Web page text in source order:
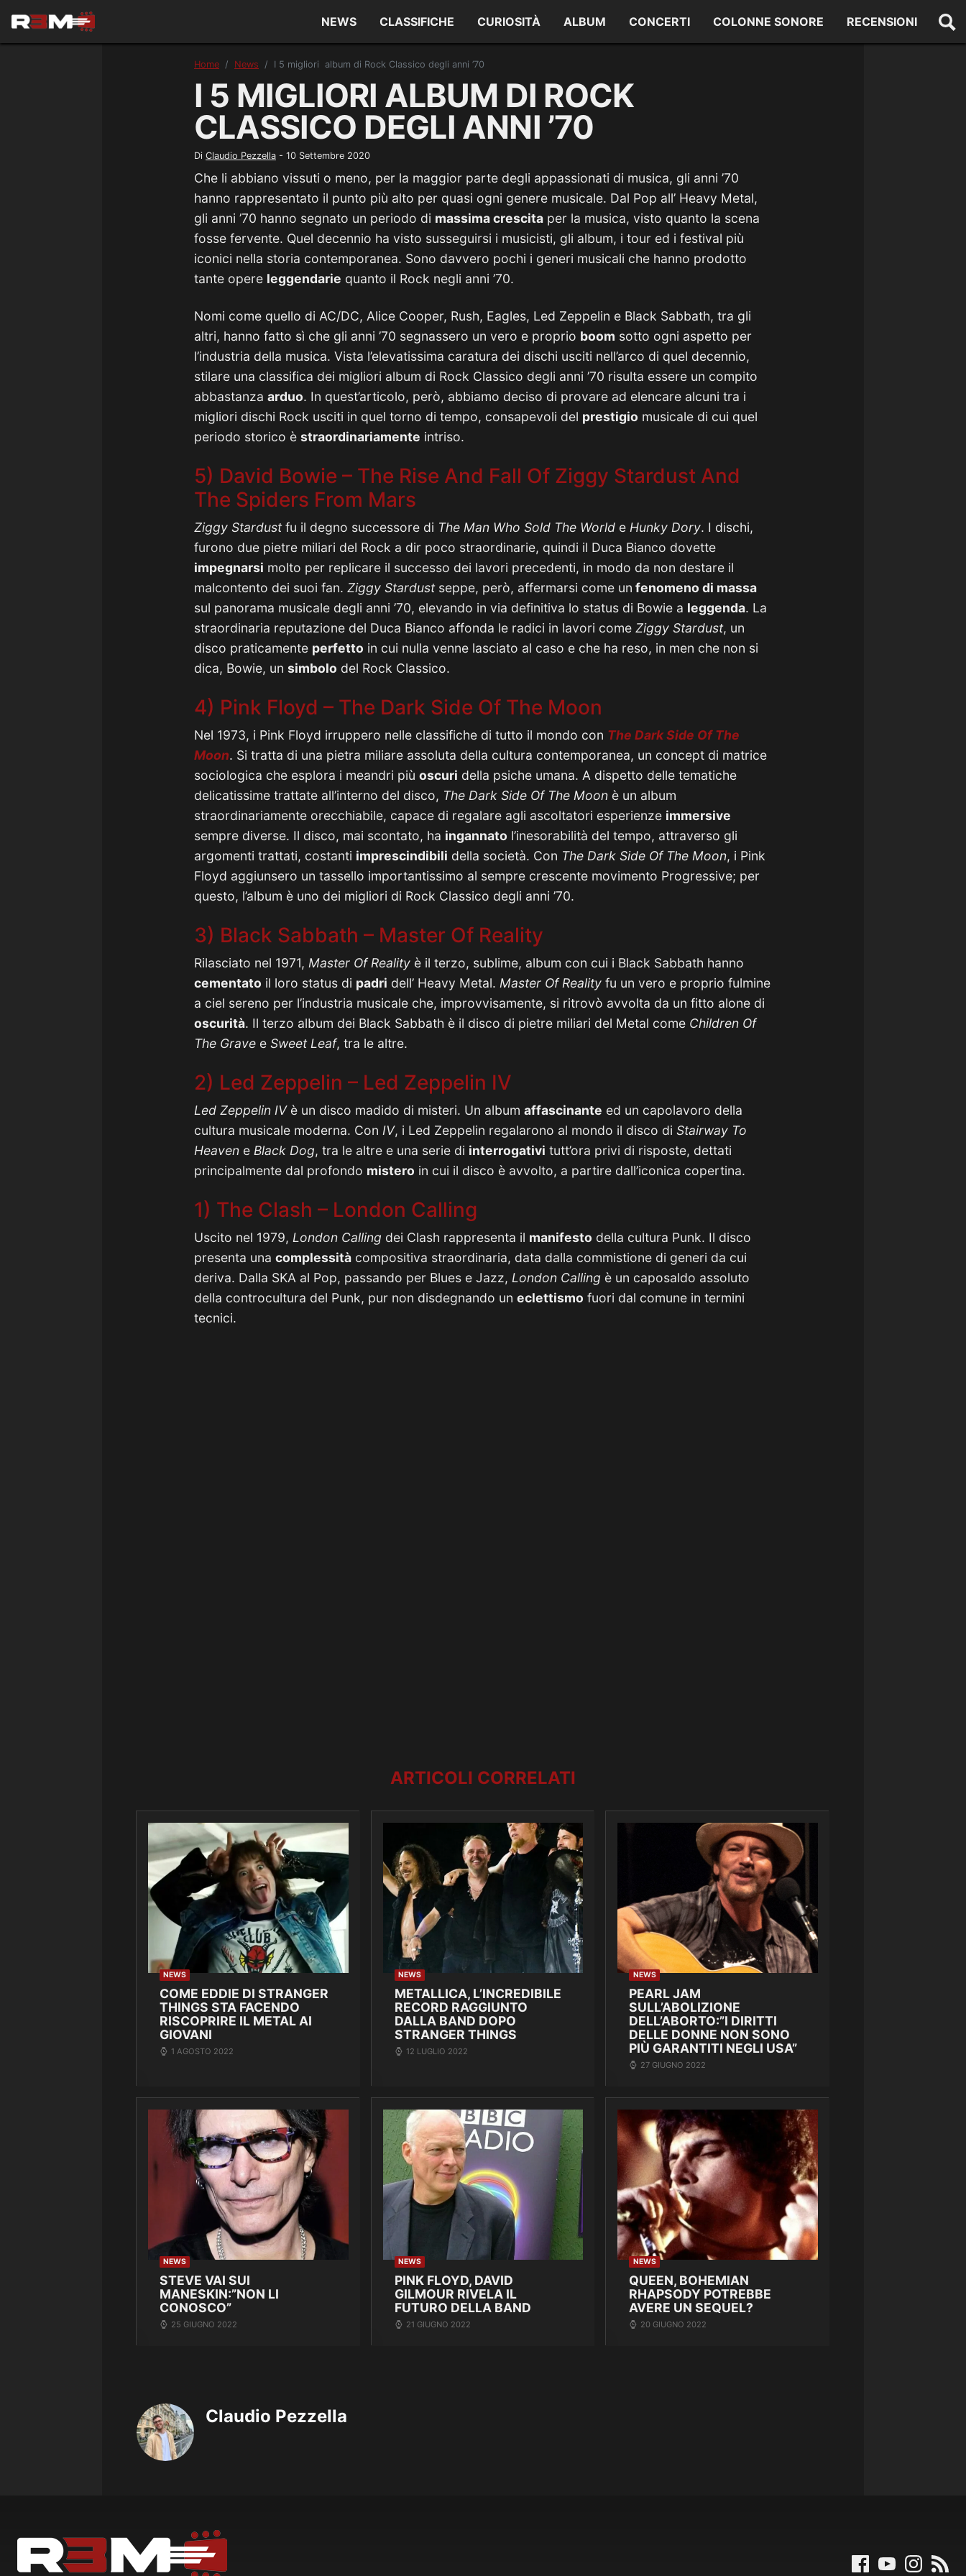
NEWS CLASSIFICHE CURIOSITÀ ALBUM CONCERTI COLONNE SONORE RECENSIONI
Home News I 5 migliori  album di Rock Classico degli anni ’70
I 5 MIGLIORI ALBUM DI ROCK
CLASSICO DEGLI ANNI ’70
Di Claudio Pezzella - 10 Settembre 2020
Che li abbiano vissuti o meno, per la maggior parte degli appassionati di musica, gli anni ’70
hanno rappresentato il punto più alto per quasi ogni genere musicale. Dal Pop all’ Heavy Metal,
gli anni ’70 hanno segnato un periodo di massima crescita per la musica, visto quanto la scena
fosse fervente. Quel decennio ha visto susseguirsi i musicisti, gli album, i tour ed i festival più
iconici nella storia contemporanea. Sono davvero pochi i generi musicali che hanno prodotto
tante opere leggendarie quanto il Rock negli anni ’70.
Nomi come quello di AC/DC, Alice Cooper, Rush, Eagles, Led Zeppelin e Black Sabbath, tra gli
altri, hanno fatto sì che gli anni ’70 segnassero un vero e proprio boom sotto ogni aspetto per
l’industria della musica. Vista l’elevatissima caratura dei dischi usciti nell’arco di quel decennio,
stilare una classifica dei migliori album di Rock Classico degli anni ’70 risulta essere un compito
abbastanza arduo. In quest’articolo, però, abbiamo deciso di provare ad elencare alcuni tra i
migliori dischi Rock usciti in quel torno di tempo, consapevoli del prestigio musicale di cui quel
periodo storico è straordinariamente intriso.
5) David Bowie – The Rise And Fall Of Ziggy Stardust And
The Spiders From Mars
Ziggy Stardustfu il degno successore di The Man Who Sold The World e Hunky Dory. I dischi,
furono due pietre miliari del Rock a dir poco straordinarie, quindi il Duca Bianco dovette
impegnarsi molto per replicare il successo dei lavori precedenti, in modo da non destare il
malcontento dei suoi fan. Ziggy Stardustseppe, però, affermarsi come un fenomeno di massa
sul panorama musicale degli anni ’70, elevando in via definitiva lo status di Bowie a leggenda. La
straordinaria reputazione del Duca Bianco affonda le radici in lavori come Ziggy Stardust, un
disco praticamente perfetto in cui nulla venne lasciato al caso e che ha reso, in men che non si
dica, Bowie, un simbolo del Rock Classico.
4) Pink Floyd – The Dark Side Of The Moon
Nel 1973, i Pink Floyd irruppero nelle classifiche di tutto il mondo con The Dark Side Of The
Moon. Si tratta di una pietra miliare assoluta della cultura contemporanea, un concept di matrice
sociologica che esplora i meandri più oscuri della psiche umana. A dispetto delle tematiche
delicatissime trattate all’interno del disco, The Dark Side Of The Moon è un album
straordinariamente orecchiabile, capace di regalare agli ascoltatori esperienze immersive
sempre diverse. Il disco, mai scontato, ha ingannato l’inesorabilità del tempo, attraverso gli
argomenti trattati, costanti imprescindibili della società. Con The Dark Side Of The Moon, i Pink
Floyd aggiunsero un tassello importantissimo al sempre crescente movimento Progressive; per
questo, l’album è uno dei migliori di Rock Classico degli anni ’70.
3) Black Sabbath – Master Of Reality
Rilasciato nel 1971, Master Of Reality è il terzo, sublime, album con cui i Black Sabbath hanno
cementato il loro status di padri dell’ Heavy Metal. Master Of Reality fu un vero e proprio fulmine
a ciel sereno per l’industria musicale che, improvvisamente, si ritrovò avvolta da un fitto alone di
oscurità. Il terzo album dei Black Sabbath è il disco di pietre miliari del Metal come Children Of
The Grave e Sweet Leaf, tra le altre.
2) Led Zeppelin – Led Zeppelin IV
Led Zeppelin IVè un disco madido di misteri. Un album affascinante ed un capolavoro della
cultura musicale moderna. Con IV, i Led Zeppelin regalarono al mondo il disco di Stairway To
Heaven e Black Dog, tra le altre e una serie di interrogativi tutt’ora privi di risposte, dettati
principalmente dal profondo mistero in cui il disco è avvolto, a partire dall’iconica copertina.
1) The Clash – London Calling
Uscito nel 1979, London Calling dei Clash rappresenta il manifesto della cultura Punk. Il disco
presenta una complessità compositiva straordinaria, data dalla commistione di generi da cui
deriva. Dalla SKA al Pop, passando per Blues e Jazz, London Calling è un caposaldo assoluto
della controcultura del Punk, pur non disdegnando un eclettismo fuori dal comune in termini
tecnici.
ARTICOLI CORRELATI
NEWS
COME EDDIE DI STRANGER
THINGS STA FACENDO
RISCOPRIRE IL METAL AI
GIOVANI
1 AGOSTO 2022
NEWS
METALLICA, L’INCREDIBILE
RECORD RAGGIUNTO
DALLA BAND DOPO
STRANGER THINGS
12 LUGLIO 2022
NEWS
PEARL JAM
SULL’ABOLIZIONE
DELL’ABORTO:”I DIRITTI
DELLE DONNE NON SONO
PIÙ GARANTITI NEGLI USA”
27 GIUGNO 2022
NEWS
STEVE VAI SUI
MANESKIN:”NON LI
CONOSCO”
25 GIUGNO 2022
NEWS
PINK FLOYD, DAVID
GILMOUR RIVELA IL
FUTURO DELLA BAND
21 GIUGNO 2022
NEWS
QUEEN, BOHEMIAN
RHAPSODY POTREBBE
AVERE UN SEQUEL?
20 GIUGNO 2022
Claudio Pezzella